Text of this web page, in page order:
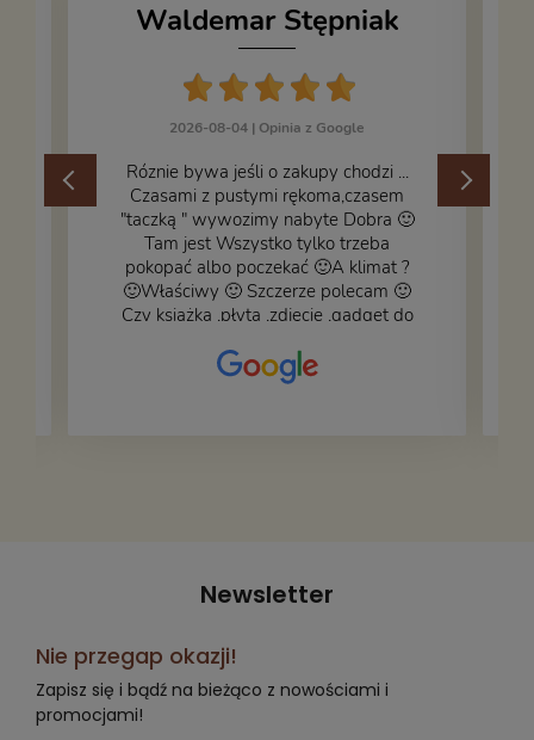
Waldemar Stępniak
2026-08-04 | Opinia z Google
Róznie bywa jeśli o zakupy chodzi ...
Czasami z pustymi rękoma,czasem
"taczką " wywozimy nabyte Dobra 🙂
Tam jest Wszystko tylko trzeba
pokopać albo poczekać 🙂A klimat ?
🙂Właściwy 🙂 Szczerze polecam 🙂
Czy książka ,płyta ,zdjęcie ,gadget do
bank 🙂
Newsletter
Nie przegap okazji!
Zapisz się i bądź na bieżąco z nowościami i
promocjami!